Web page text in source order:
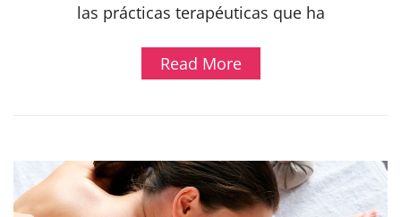
las prácticas terapéuticas que ha
Read More